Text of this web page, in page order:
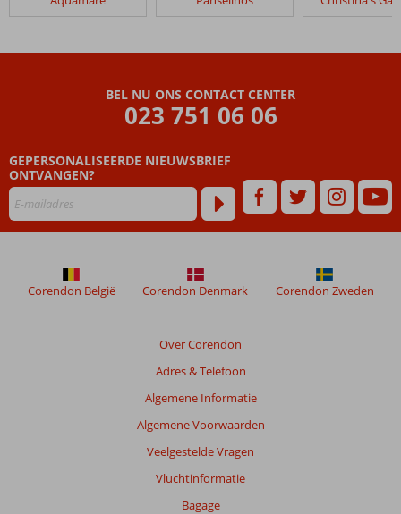
BEL NU ONS CONTACT CENTER
023 751 06 06
GEPERSONALISEERDE NIEUWSBRIEF
ONTVANGEN?
Over Corendon
Adres & Telefoon
Algemene Informatie
Algemene Voorwaarden
Veelgestelde Vragen
Vluchtinformatie
Bagage
Corendon België Corendon Denmark Corendon Zweden